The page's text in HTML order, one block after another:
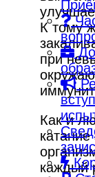
К тому
при
Как и
катание
каждый